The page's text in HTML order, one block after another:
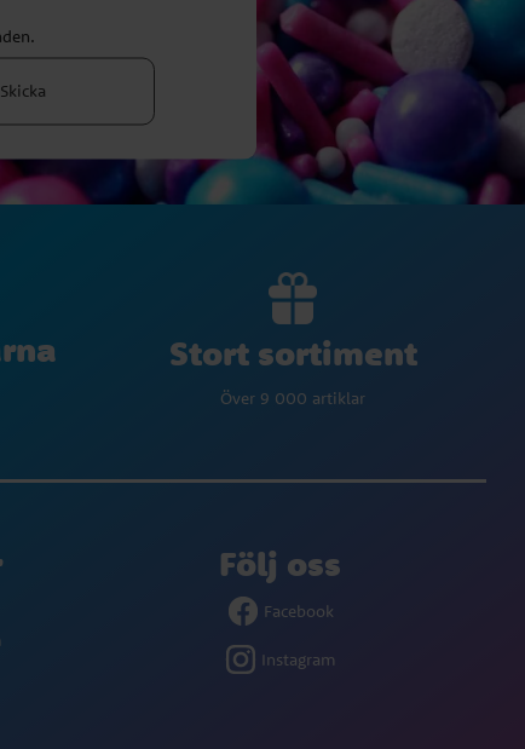
Skicka
Stort sortiment
Över 9 000 artiklar
Följ oss
Facebook
Instagram